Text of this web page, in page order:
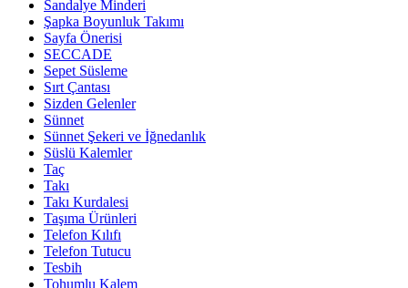
Sandalye Minderi
Şapka Boyunluk Takımı
Sayfa Önerisi
SECCADE
Sepet Süsleme
Sırt Çantası
Sizden Gelenler
Sünnet
Sünnet Şekeri ve İğnedanlık
Süslü Kalemler
Taç
Takı
Takı Kurdalesi
Taşıma Ürünleri
Telefon Kılıfı
Telefon Tutucu
Tesbih
Tohumlu Kalem